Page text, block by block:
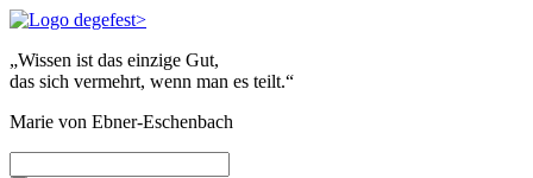
„Wissen ist das einzige Gut,
das sich vermehrt, wenn man es teilt.“
Marie von Ebner-Eschenbach